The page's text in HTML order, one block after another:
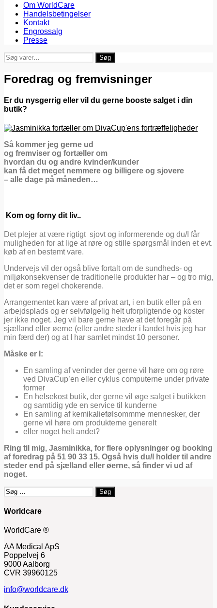
Om WorldCare
Handelsbetingelser
Kontakt
Engrossalg
Presse
Søg
efter:
Søg
Foredrag og fremvisninger
Er du nysgerrig eller vil du gerne booste salget i din
butik?
Så kommer jeg gerne ud
og fremviser og fortæller om
hvordan du og andre kvinder/kunder
kan få det meget nemmere og billigere og sjovere
– alle dage på måneden…
Kom og forny dit liv..
Det plejer at være rigtigt sjovt og informerende og du/I får
muligheden for at lige at røre og stille spørgsmål inden et evt.
køb af en bestemt vare.
Undervejs vil der også blive fortalt om de sundheds- og
miljøkonsekvenser de traditionelle produkter har – og tro mig,
det er som regel chokerende.
Arrangementet kan være af privat art, i en butik eller på en
arbejdsplads og er selvfølgelig helt uforpligtende og koster
jer ikke noget. Jeg vil bare gerne have at det foregår på
sjælland eller øerne (eller andre steder i landet hvis jeg har
min færd der) og at I har samlet mindst 10 personer.
Måske er I:
En samling af veninder der gerne vil høre om og røre
ved DivaCup’en eller cyklus computerne under private
former
En helsekost butik, der gerne vil øge salget i butikken
og samtidig yde en service til kunderne
En samling af kemikaliefølsommme mennesker, der
gerne vil høre om produkterne generelt
eller noget helt andet?
Ring til mig, Jasminikka, for flere oplysninger og booking
af foredrag på 51 90 33 15. Også hvis du/I holder til andre
steder end på sjælland eller øerne, så finder vi ud af
noget.
Søg
efter:
Worldcare
WorldCare ®
AA Medical ApS
Poppelvej 6
9000 Aalborg
CVR 39960125
info@worldcare.dk